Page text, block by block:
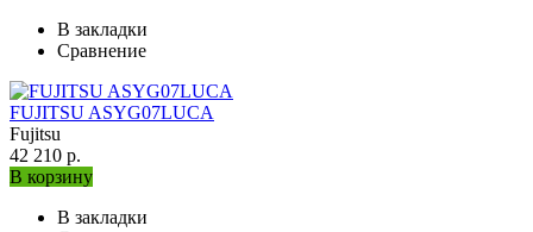
В закладки
Сравнение
FUJITSU ASYG07LUCA
Fujitsu
42 210 р.
В корзину
В закладки